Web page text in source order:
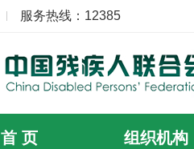
服务热线：12385
首 页 组织机构